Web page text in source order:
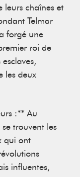
leurs chaînes et
Telmar
forgé une
roi de
les deux
:** Au
trouvent les
qui ont
influentes,